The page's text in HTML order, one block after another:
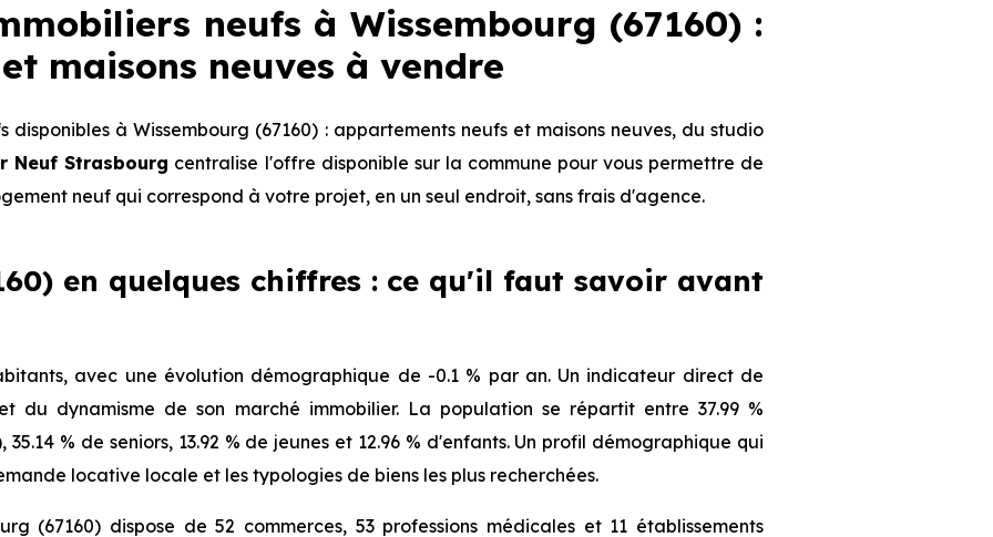
neufs à Wissembourg (67160) :
maisons neuves à vendre
disponibles à Wissembourg (67160) : appartements neufs et maisons neuves, du studio
Neuf Strasbourg centralise l'offre disponible sur la commune pour vous permettre de
neuf qui correspond à votre projet, en un seul endroit, sans frais d'agence.
en quelques chiffres : ce qu'il faut savoir avant
avec une évolution démographique de -0.1 % par an. Un indicateur direct de
du dynamisme de son marché immobilier. La population se répartit entre 37.99 %
% de seniors, 13.92 % de jeunes et 12.96 % d'enfants. Un profil démographique qui
locative locale et les typologies de biens les plus recherchées.
(67160) dispose de 52 commerces, 53 professions médicales et 11 établissements